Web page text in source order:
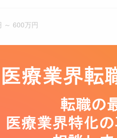
～ 600万円
)
年俸：400万円～500万円
金 ：年間40万円(10万円×4回)
、営業職（製薬）／MR、営業職